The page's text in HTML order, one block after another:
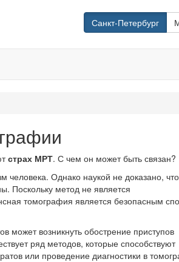
Санкт-Петербург
страх МРТ. С чем он может быть связан?
человека. Однако наукой не доказано, что
Поскольку метод не является
томография является безопасным
может возникнуть обострение приступов
ряд методов, которые способствуют
или проведение диагностики в